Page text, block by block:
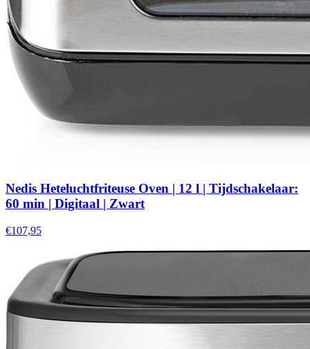
Nedis Heteluchtfriteuse Oven | 12 l | Tijdschakelaar:
60 min | Digitaal | Zwart
€107,95